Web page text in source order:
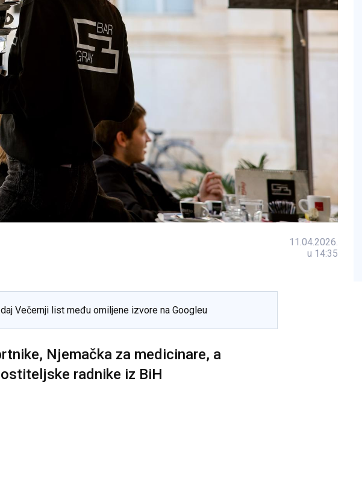
11.04.2026.
u 14:35
Večernji list među omiljene izvore na Googleu
Njemačka za medicinare, a
radnike iz BiH